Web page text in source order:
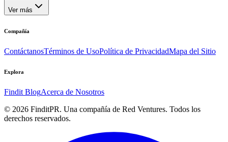
Ver más
Compañía
ContáctanosTérminos de UsoPolítica de PrivacidadMapa del Sitio
Explora
Findit BlogAcerca de Nosotros
© 2026 FinditPR. Una compañía de Red Ventures. Todos los
derechos reservados.